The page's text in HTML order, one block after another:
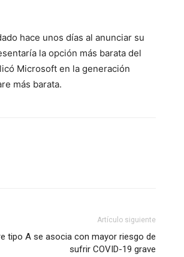
hace unos días al anunciar su
la opción más barata del
Microsoft en la generación
más barata.
Artículo siguiente
tipo A se asocia con mayor riesgo de
sufrir COVID-19 grave